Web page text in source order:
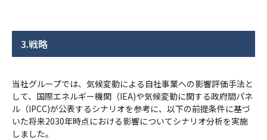
3.戦略
当社グループでは、気候変動による自社事業への影響評価手法と
して、国際エネルギー機関（IEA)や気候変動に関する政府間パネ
ル（IPCC)が公表するシナリオを参考に、以下の前提条件に基づ
いた将来2030年時点における影響についてシナリオ分析を実施
しました。